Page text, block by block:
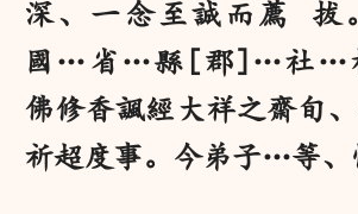
深、一念至誠而薦 拔
國…省…縣[郡]…社…
佛修香諷經大祥之齋旬、
祈超度事。今弟子…等、